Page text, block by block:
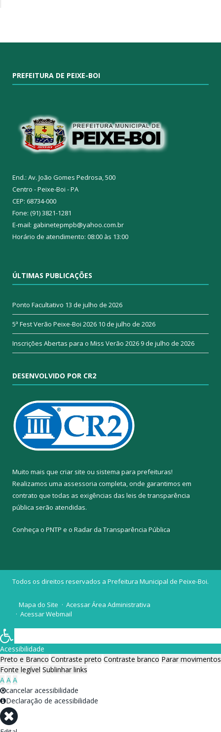
PREFEITURA DE PEIXE-BOI
End.: Av. João Gomes Pedrosa, 500
Centro - Peixe-Boi - PA
CEP: 68734-000
Fone: (91) 3821-1281
E-mail: gabinetepmpb@yahoo.com.br
Horário de atendimento: 08:00 às 13:00
ÚLTIMAS PUBLICAÇÕES
Ponto Facultativo 13 de julho de 2026
5ª Fest Verão Peixe-Boi 2026 10 de julho de 2026
Inscrições Abertas para o Miss Verão 20269 de julho de 2026
DESENVOLVIDO POR CR2
Muito mais que criar site ou sistema para prefeituras!
Realizamos uma assessoria completa, onde garantimos em
contrato que todas as exigências das leis de transparência
pública serão atendidas.
Conheça o PNTP e o Radar da Transparência Pública
Todos os direitos reservados a Prefeitura Municipal de Peixe-Boi.
Mapa do Site
Acessar Área Administrativa
Acessar Webmail
Acessibilidade
Preto e Branco Contraste preto Contraste branco Parar movimentos
Fonte legível Sublinhar links
A A A
cancelar acessibilidade
Declaração de acessibilidade